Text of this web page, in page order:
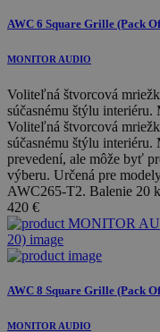
AWC 6 Square Grille (Pack
MONITOR AUDIO
Voliteľná štvorcová
súčasnému štýlu interiéru.
Voliteľná štvorcová
súčasnému štýlu
prevedení, ale môže byť
výberu. Určená pre
AWC265-T2. Balenie 20
420 €
AWC 8 Square Grille (Pack
MONITOR AUDIO